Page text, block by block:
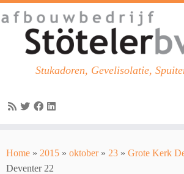
to
content
Stukadoren, Gevelisolatie,
Home » 2015 » oktober » 23 » Grote Kerk
Deventer 22